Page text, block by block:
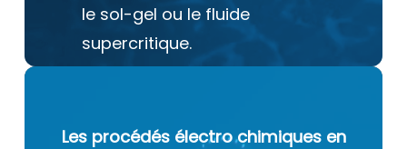
le sol-gel ou le fluide
supercritique.
Les procédés électro chimiques en